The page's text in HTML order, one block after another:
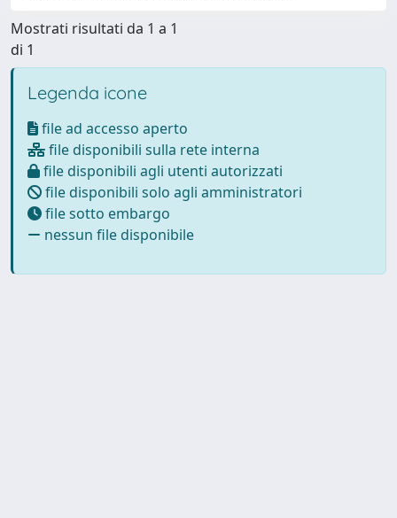
Mostrati risultati da 1 a 1
di 1
Legenda icone
file ad accesso aperto
file disponibili sulla rete interna
file disponibili agli utenti autorizzati
file disponibili solo agli amministratori
file sotto embargo
nessun file disponibile